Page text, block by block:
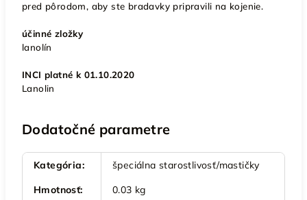
pred pôrodom, aby ste bradavky pripravili na kojenie.
účinné zložky
lanolín
INCI platné k 01.10.2020
Lanolin
Dodatočné parametre
Kategória:
špeciálna starostlivosť/mastičky
Hmotnosť:
0.03 kg